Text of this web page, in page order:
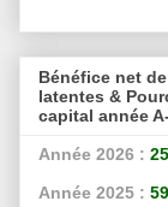
Bénéfice net
latentes &
capital année
Année 2026 :
Année 2025 :